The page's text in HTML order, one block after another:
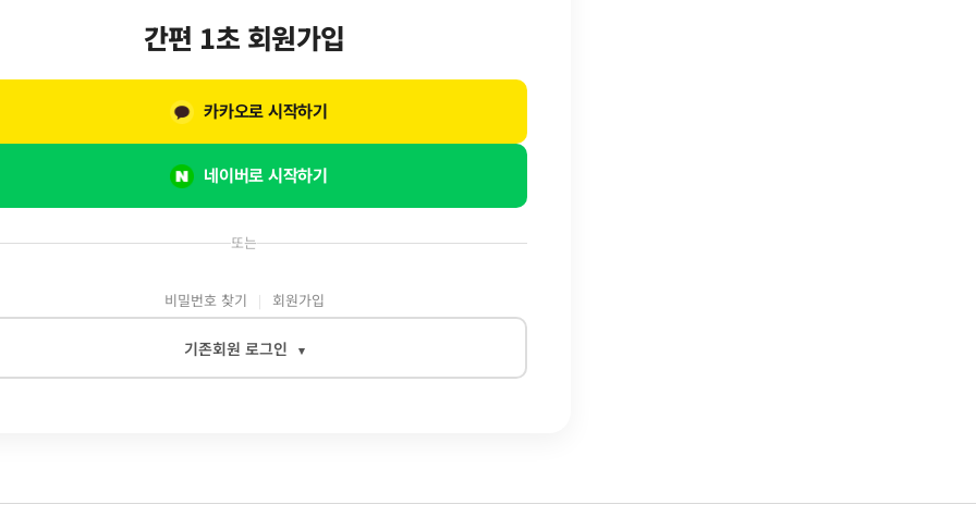
또는
비밀번호 찾기 회원가입
기존회원 로그인 ▾
간편 1초 회원가입
네이버로 시작하기
카카오로 시작하기